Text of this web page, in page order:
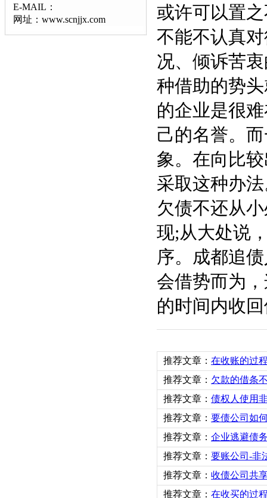
E-MAIL：
网址：www.scnjjx.com
或许可以置
不能不认真
况、倾诉苦
种借助的势
的企业是很
己的名誉。
象。在向比
采取这种办
欠债不还从
现;从大处说
序。成都追
会借势而为
的时间内收
推荐文章： 在收账的过
推荐文章： 欠款的借条
推荐文章： 债权人使用
推荐文章： 要债公司如
推荐文章： 企业逃避债
推荐文章： 要账公司-非
推荐文章： 收债公司共
推荐文章： 在收买的过